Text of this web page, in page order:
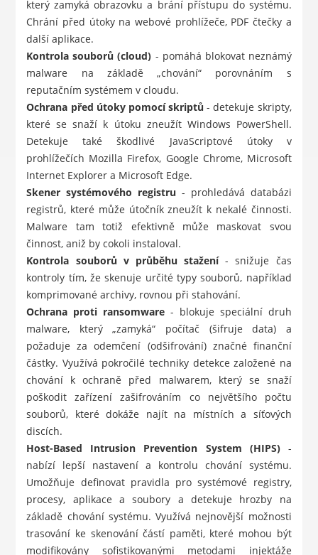
který zamyká obrazovku a brání přístupu do systému.
Chrání před útoky na webové prohlížeče, PDF čtečky a
další aplikace.
Kontrola souborů (cloud) - pomáhá blokovat neznámý
malware na základě „chování“ porovnáním s
reputačním systémem v cloudu.
Ochrana před útoky pomocí skriptů - detekuje skripty,
které se snaží k útoku zneužít Windows PowerShell.
Detekuje také škodlivé JavaScriptové útoky v
prohlížečích Mozilla Firefox, Google Chrome, Microsoft
Internet Explorer a Microsoft Edge.
Skener systémového registru - prohledává databázi
registrů, které může útočník zneužít k nekalé činnosti.
Malware tam totiž efektivně může maskovat svou
činnost, aniž by cokoli instaloval.
Kontrola souborů v průběhu stažení- snižuje čas
kontroly tím, že skenuje určité typy souborů, například
komprimované archivy, rovnou při stahování.
Ochrana proti ransomware - blokuje speciální druh
malware, který „zamyká“ počítač (šifruje data) a
požaduje za odemčení (odšifrování) značné finanční
částky. Využívá pokročilé techniky detekce založené na
chování k ochraně před malwarem, který se snaží
poškodit zařízení zašifrováním co největšího počtu
souborů, které dokáže najít na místních a síťových
discích.
Host-Based Intrusion Prevention System (HIPS)-
nabízí lepší nastavení a kontrolu chování systému.
Umožňuje definovat pravidla pro systémové registry,
procesy, aplikace a soubory a detekuje hrozby na
základě chování systému. Využívá nejnovější možnosti
trasování ke skenování částí paměti, které mohou být
modifikovány sofistikovanými metodami injektáže